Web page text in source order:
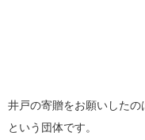
井戸の寄贈をお願いした
という団体です。